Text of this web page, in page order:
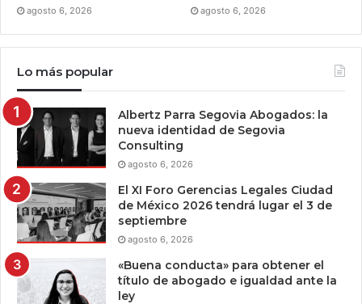
agosto 6, 2026 agosto 6, 2026
Lo más popular
Albertz Parra Segovia Abogados: la
nueva identidad de Segovia
Consulting
agosto 6, 2026
El XI Foro Gerencias Legales Ciudad
de México 2026 tendrá lugar el 3 de
septiembre
agosto 6, 2026
«Buena conducta» para obtener el
título de abogado e igualdad ante la
ley